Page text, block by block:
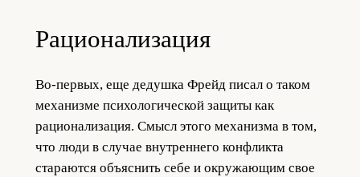
Рационализация
Во-первых, еще дедушка Фрейд писал о таком
механизме психологической защиты как
рационализация. Смысл этого механизма в том,
что люди в случае внутреннего конфликта
стараются объяснить себе и окружающим свое